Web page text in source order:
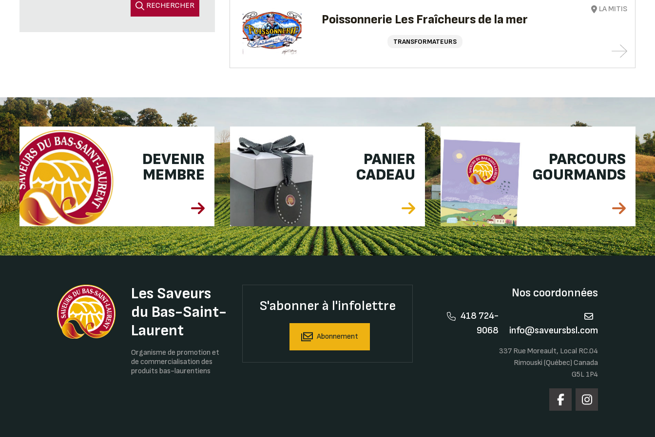
RECHERCHER
Poissonnerie Les Fraîcheurs de la mer
TRANSFORMATEURS
LA MITIS
DEVENIR
MEMBRE
PANIER
CADEAU
PARCOURS
GOURMANDS
Les Saveurs
du Bas-Saint-
Laurent
Organisme de promotion et
de commercialisation des
produits bas-laurentiens
S'abonner à l'infolettre
Abonnement
Nos coordonnées
418 724-
9068
info@saveursbsl.com
337 Rue Moreault, Local RC.04
Rimouski (Québec) Canada
G5L 1P4